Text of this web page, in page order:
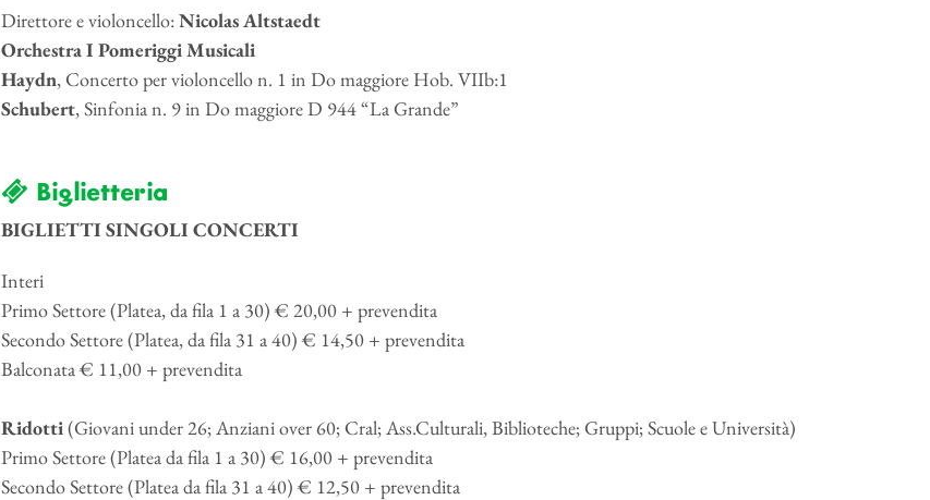
Direttore e violoncello:Nicolas Altstaedt
Orchestra I Pomeriggi Musicali
Haydn, Concerto per violoncello n. 1 in Do maggiore Hob. VIIb:1
Schubert, Sinfonia n. 9 in Do maggiore D 944 “La Grande”
Biglietteria
BIGLIETTI SINGOLI CONCERTI
Interi
Primo Settore (Platea, da fila 1 a 30) € 20,00 + prevendita
Secondo Settore (Platea, da fila 31 a 40) € 14,50 + prevendita
Balconata € 11,00 + prevendita
Ridotti(Giovani under 26; Anziani over 60; Cral; Ass.Culturali, Biblioteche; Gruppi; Scuole e Università)
Primo Settore (Platea da fila 1 a 30) € 16,00 + prevendita
Secondo Settore (Platea da fila 31 a 40) € 12,50 + prevendita